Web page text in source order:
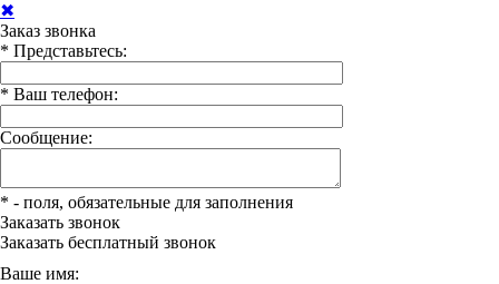
✖
Заказ звонка
* Представьтесь:
* Ваш телефон:
Сообщение:
* - поля, обязательные для заполнения
Заказать звонок
Заказать бесплатный звонок
Ваше имя: